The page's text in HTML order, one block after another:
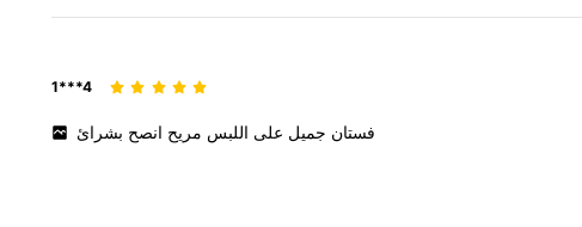
1***4
فستان جميل على اللبس مريح انصح بشرائ